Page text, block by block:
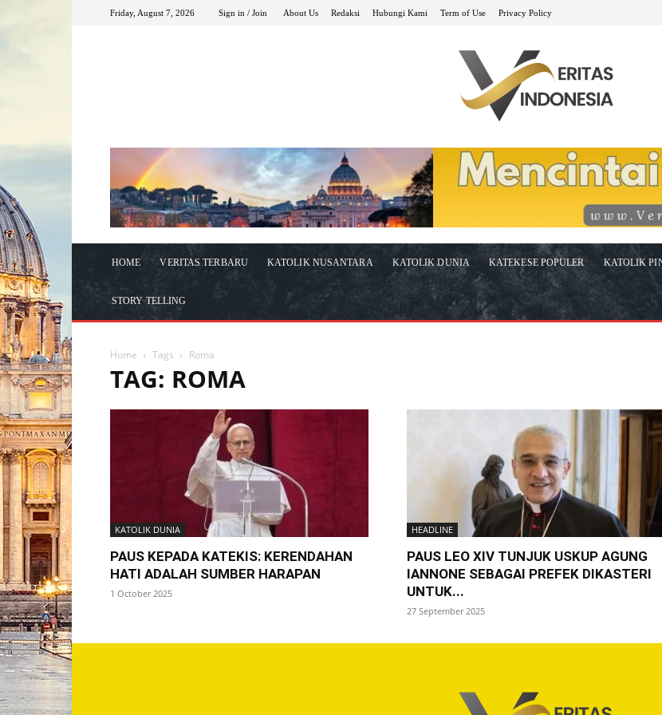
Friday, August 7, 2026 Sign in / Join About Us Redaksi Hubungi Kami Term of Use Privacy Policy
HOME VERITAS TERBARU KATOLIK NUSANTARA KATOLIK DUNIA KATEKESE POPULER KATOLIK
STORY TELLING
Home Tags Roma
TAG: ROMA
KATOLIK DUNIA
PAUS KEPADA KATEKIS: KERENDAHAN
HATI ADALAH SUMBER HARAPAN
1 October 2025
HEADLINE
PAUS LEO XIV TUNJUK USKUP AGUNG
IANNONE SEBAGAI PREFEK DIKASTERI
UNTUK...
27 September 2025